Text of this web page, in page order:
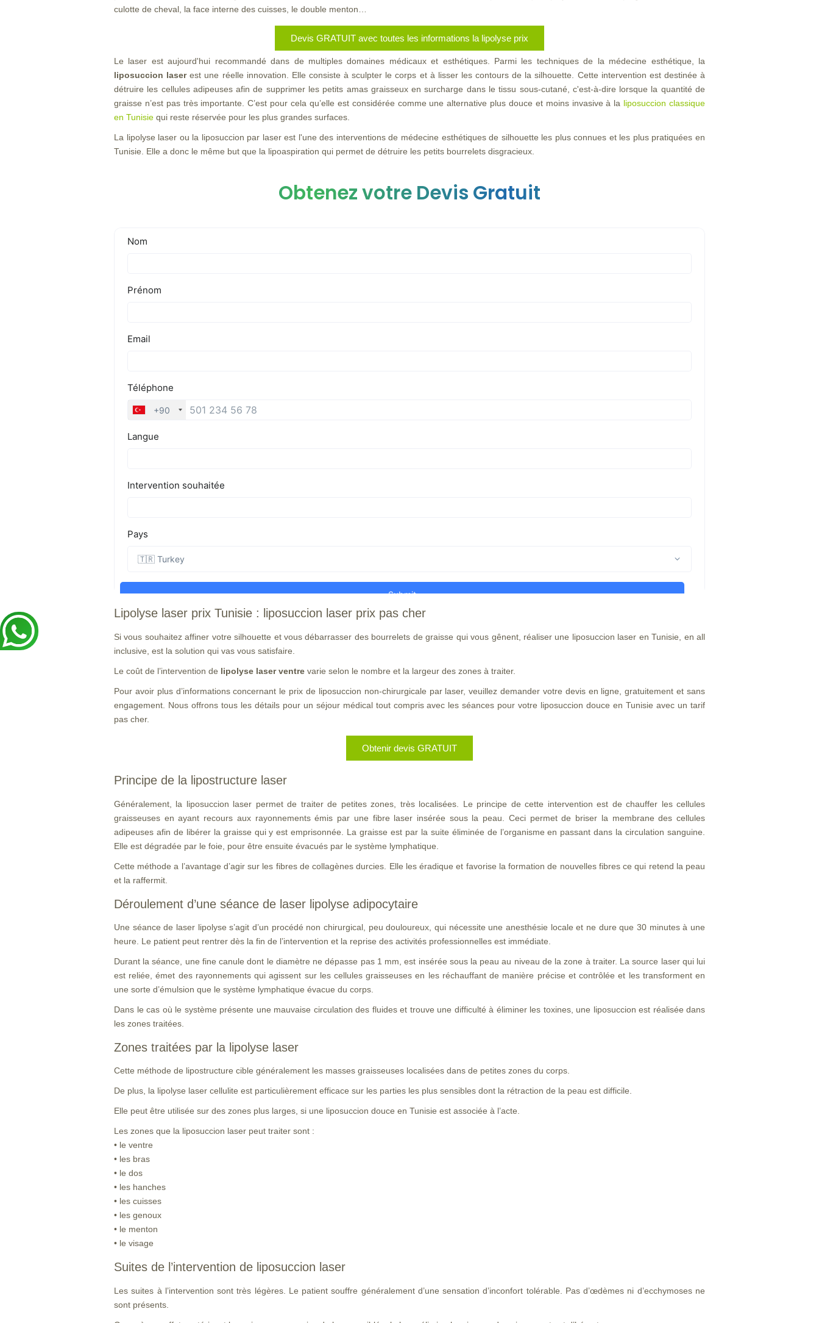
culotte de cheval, la face interne des cuisses, le double menton…
Devis GRATUIT avec toutes les informations la lipolyse prix
Le laser est aujourd'hui recommandé dans de multiples domaines médicaux et esthétiques. Parmi les techniques de la médecine esthétique, la
liposuccion laserest une réelle innovation. Elle consiste à sculpter le corps et à lisser les contours de la silhouette. Cette intervention est destinée à
détruire les cellules adipeuses afin de supprimer les petits amas graisseux en surcharge dans le tissu sous-cutané, c'est-à-dire lorsque la quantité de
graisse n’est pas très importante. C’est pour cela qu’elle est considérée comme une alternative plus douce et moins invasive à la liposuccion classique
en Tunisie qui reste réservée pour les plus grandes surfaces.
La lipolyse laser ou la liposuccion par laser est l'une des interventions de médecine esthétiques de silhouette les plus connues et les plus pratiquées en
Tunisie. Elle a donc le même but que la lipoaspiration qui permet de détruire les petits bourrelets disgracieux.
Obtenez votre Devis Gratuit
Lipolyse laser prix Tunisie : liposuccion laser prix pas cher
Si vous souhaitez affiner votre silhouette et vous débarrasser des bourrelets de graisse qui vous gênent, réaliser une liposuccion laser en Tunisie, en all
inclusive, est la solution qui vas vous satisfaire.
Le coût de l’intervention de lipolyse laser ventre varie selon le nombre et la largeur des zones à traiter.
Pour avoir plus d’informations concernant le prix de liposuccion non-chirurgicale par laser, veuillez demander votre devis en ligne, gratuitement et sans
engagement. Nous offrons tous les détails pour un séjour médical tout compris avec les séances pour votre liposuccion douce en Tunisie avec un tarif
pas cher.
Obtenir devis GRATUIT
Principe de la lipostructure laser
Généralement, la liposuccion laser permet de traiter de petites zones, très localisées. Le principe de cette intervention est de chauffer les cellules
graisseuses en ayant recours aux rayonnements émis par une fibre laser insérée sous la peau. Ceci permet de briser la membrane des cellules
adipeuses afin de libérer la graisse qui y est emprisonnée. La graisse est par la suite éliminée de l’organisme en passant dans la circulation sanguine.
Elle est dégradée par le foie, pour être ensuite évacués par le système lymphatique.
Cette méthode a l’avantage d’agir sur les fibres de collagènes durcies. Elle les éradique et favorise la formation de nouvelles fibres ce qui retend la peau
et la raffermit.
Déroulement d’une séance de laser lipolyse adipocytaire
Une séance de laser lipolyse s’agit d’un procédé non chirurgical, peu douloureux, qui nécessite une anesthésie locale et ne dure que 30 minutes à une
heure. Le patient peut rentrer dès la fin de l’intervention et la reprise des activités professionnelles est immédiate.
Durant la séance, une fine canule dont le diamètre ne dépasse pas 1 mm, est insérée sous la peau au niveau de la zone à traiter. La source laser qui lui
est reliée, émet des rayonnements qui agissent sur les cellules graisseuses en les réchauffant de manière précise et contrôlée et les transforment en
une sorte d’émulsion que le système lymphatique évacue du corps.
Dans le cas où le système présente une mauvaise circulation des fluides et trouve une difficulté à éliminer les toxines, une liposuccion est réalisée dans
les zones traitées.
Zones traitées par la lipolyse laser
Cette méthode de lipostructure cible généralement les masses graisseuses localisées dans de petites zones du corps.
De plus, la lipolyse laser cellulite est particulièrement efficace sur les parties les plus sensibles dont la rétraction de la peau est difficile.
Elle peut être utilisée sur des zones plus larges, si une liposuccion douce en Tunisie est associée à l’acte.
Les zones que la liposuccion laser peut traiter sont :
• le ventre
• les bras
• le dos
• les hanches
• les cuisses
• les genoux
• le menton
• le visage
Suites de l’intervention de liposuccion laser
Les suites à l’intervention sont très légères. Le patient souffre généralement d’une sensation d’inconfort tolérable. Pas d’œdèmes ni d’ecchymoses ne
sont présents.